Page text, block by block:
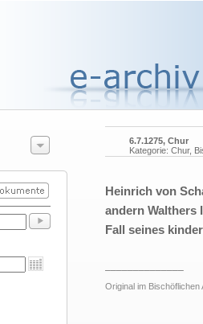
6.7.1275, Chur
Kategorie: Chur,
Heinrich von
andern Walthers
Fall seines
Original im Bischöflichen